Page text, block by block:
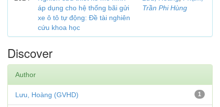
áp dụng cho hệ thống bãi gửi
xe ô tô tự động: Đề tài nghiên
cứu khoa học
Trần Phi Hùng
Discover
Author
1
Lưu, Hoàng (GVHD)